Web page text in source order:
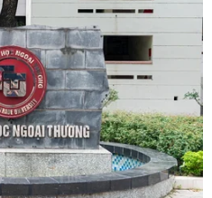
Lễ ra quân Chương trình “Tiếp
THPT Hùng Vương (phường
(Ảnh: Trung Tuyến/TTXVN)
học phổ thông Hùng
Hội Sinh viên Việt
Minh phối hợp với Nhà